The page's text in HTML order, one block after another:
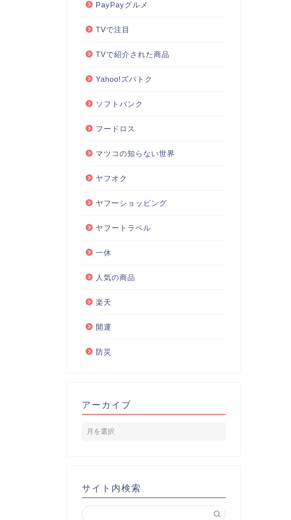
PayPayグルメ
TVで注目
TVで紹介された商品
Yahoo!ズバトク
ソフトバンク
フードロス
マツコの知らない世界
ヤフオク
ヤフーショッピング
ヤフートラベル
一休
人気の商品
楽天
開運
防災
アーカイブ
サイト内検索